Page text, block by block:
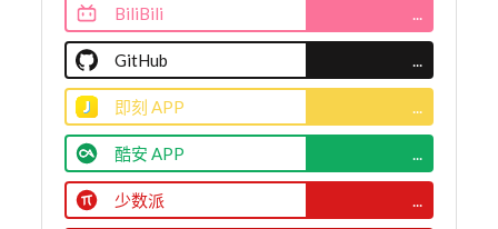
BiliBili ...
GitHub ...
即刻 APP ...
酷安 APP ...
少数派 ...